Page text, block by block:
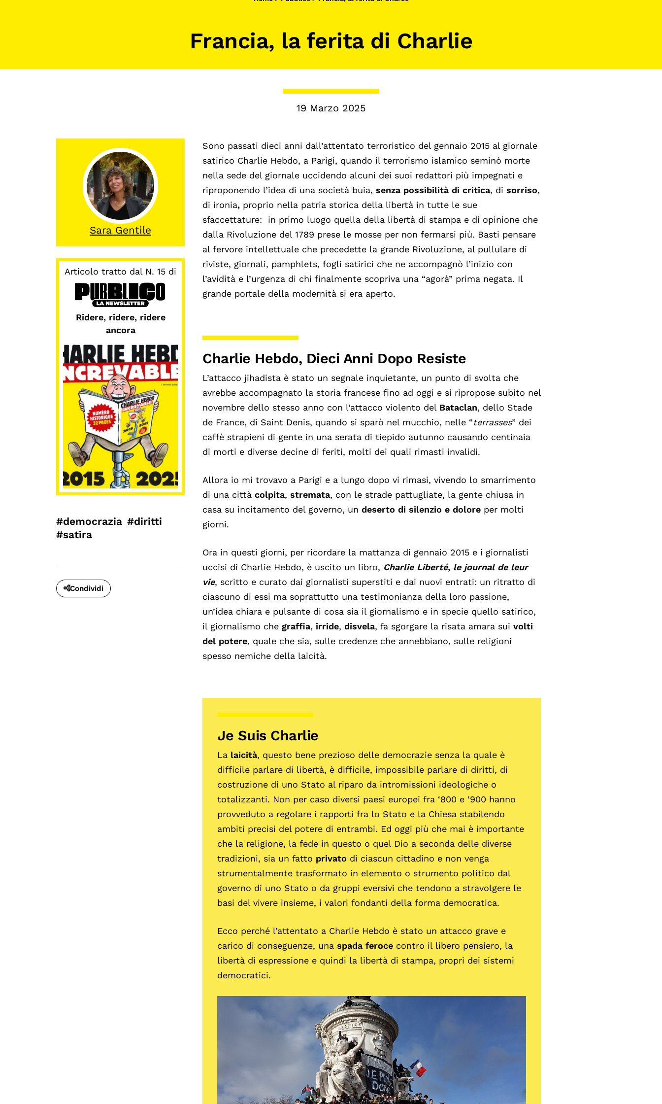
Elezioni dal mondo
Podcast
Francia, la ferita di Charlie
19 Marzo 2025
Sara Gentile
Articolo tratto dal N. 15 di
Ridere, ridere, ridere
ancora
#democrazia #diritti
#satira
Condividi
Sono passati dieci anni dall’attentato terroristico delgennaio 2015 al giornale
satirico Charlie Hebdo, a Parigi, quando il terrorismo islamico seminò morte
nella sede del giornale uccidendo alcuni dei suoi redattori più impegnati e
riproponendo l’idea di una società buia, senza possibilità di critica, di sorriso,
di ironia, proprio nella patria storica della libertà in tutte le sue
sfaccettature: in primo luogo quella della libertà di stampa e di opinione che
dalla Rivoluzione del 1789 prese le mosse per non fermarsi più. Basti pensare
al fervore intellettuale che precedette la grande Rivoluzione, al pullulare di
riviste, giornali, pamphlets, fogli satirici che ne accompagnò l’inizio con
l’avidità e l’urgenza di chi finalmente scopriva una “agorà” prima negata. Il
grande portale della modernità si era aperto.
Charlie Hebdo, Dieci Anni Dopo Resiste
L’attacco jihadista è stato un segnale inquietante, un punto di svolta che
avrebbe accompagnato la storia francese fino ad oggi e si ripropose subito nel
novembre dello stesso anno con l’attacco violento del Bataclan, dello Stade
de France, di Saint Denis, quando si sparò nel mucchio, nelle “terrasses” dei
caffè strapieni di gente in una serata di tiepido autunno causando centinaia
di morti e diverse decine di feriti, molti dei quali rimasti invalidi.
Allora io mi trovavo a Parigi e a lungo dopo vi rimasi, vivendo lo smarrimento
di una città colpita, stremata, con le strade pattugliate, la gente chiusa in
casa su incitamento del governo, un deserto di silenzio e dolore per molti
giorni.
Ora in questi giorni, per ricordare la mattanza di gennaio 2015 e i giornalisti
uccisi di Charlie Hebdo, è uscito un libro, Charlie Liberté, le journal de leur
vie, scritto e curato dai giornalisti superstiti e dai nuovi entrati: un ritratto di
ciascuno di essi ma soprattutto una testimonianza della loro passione,
un’idea chiara e pulsante di cosa sia il giornalismo e in specie quello satirico,
il giornalismo che graffia, irride, disvela, fa sgorgare la risata amara sui volti
del potere, quale che sia, sulle credenze che annebbiano, sulle religioni
spesso nemiche della laicità.
Je Suis Charlie
La laicità, questo bene prezioso delle democrazie senza la quale è
difficile parlare di libertà, è difficile, impossibile parlare di diritti, di
costruzione di uno Stato al riparo da intromissioni ideologiche o
totalizzanti. Non per caso diversi paesi europei fra ‘800 e ‘900 hanno
provveduto a regolare i rapporti fra lo Stato e la Chiesa stabilendo
ambiti precisi del potere di entrambi. Ed oggi più che mai è importante
che la religione, la fede in questo o quel Dio a seconda delle diverse
tradizioni, sia un fatto privato di ciascun cittadino e non venga
strumentalmente trasformato in elemento o strumento politico dal
governo di uno Stato o da gruppi eversivi che tendono a stravolgere le
basi del vivere insieme, i valori fondanti della forma democratica.
Ecco perché l’attentato a Charlie Hebdo è stato un attacco grave e
carico di conseguenze, una spada feroce contro il libero pensiero, la
libertà di espressione e quindi la libertà di stampa, propri dei sistemi
democratici.